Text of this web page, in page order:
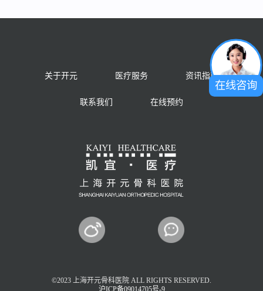
关于开元 医疗服务 资讯指南
联系我们 在线预约
©2023 上海开元骨科医院 ALL RIGHTS RESERVED.
沪ICP备09014705号-9
在线咨询